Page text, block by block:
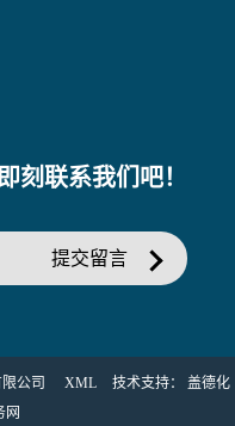
刻联系我们吧！
提交留言
公司 XML 技术支持： 盖德化
网